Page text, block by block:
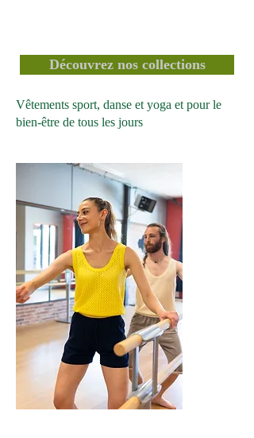
Découvrez nos collections
Vêtements sport, danse et yoga et pour le
bien-être de tous les jours